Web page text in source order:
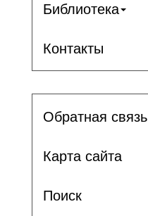
Библиотека
Контакты
Обратная связь
Карта сайта
Поиск